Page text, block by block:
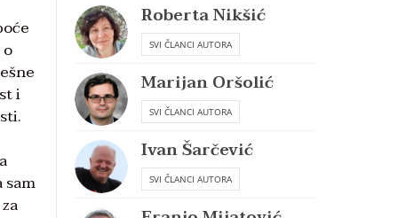
i
sam
Roberta Nikšić
SVI ČLANCI AUTORA
Marijan Oršolić
SVI ČLANCI AUTORA
Ivan Šarčević
SVI ČLANCI AUTORA